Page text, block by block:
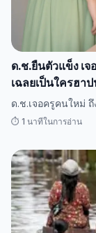
ด.ช.ยืนตัวแข็ง เ
เฉลยเป็นใครฮา
ด.ช.เจอครูคนใหม่
⏱️ 1 นาทีในการอ่าน